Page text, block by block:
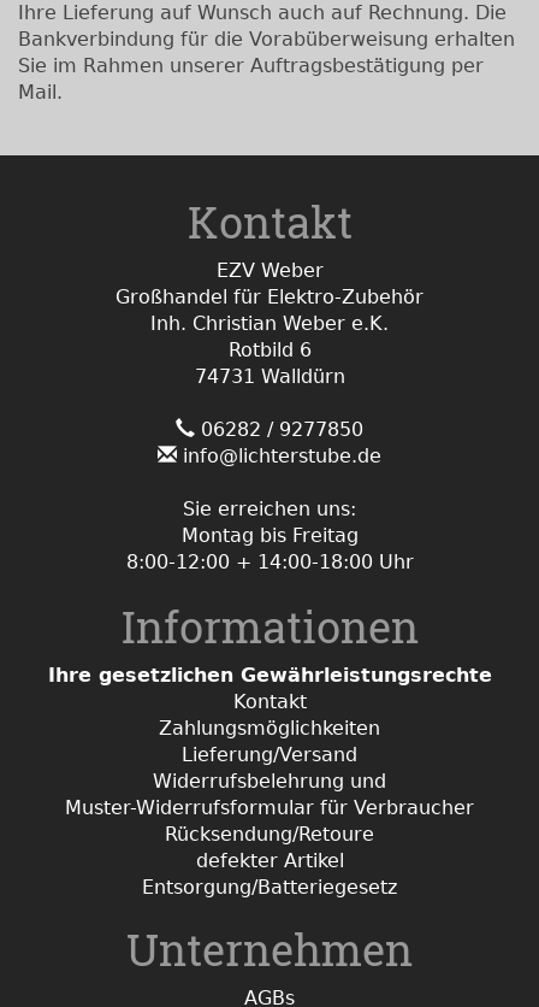
Ihre Lieferung auf Wunsch auch auf Rechnung. Die
Bankverbindung für die Vorabüberweisung erhalten
Sie im Rahmen unserer Auftragsbestätigung per
Mail.
Kontakt
EZV Weber
Großhandel für Elektro-Zubehör
Inh. Christian Weber e.K.
Rotbild 6
74731 Walldürn
06282 / 9277850
info@lichterstube.de
Sie erreichen uns:
Montag bis Freitag
8:00-12:00 + 14:00-18:00 Uhr
Informationen
Ihre gesetzlichen Gewährleistungsrechte
Kontakt
Zahlungsmöglichkeiten
Lieferung/Versand
Widerrufsbelehrung und
Muster-Widerrufsformular für Verbraucher
Rücksendung/Retoure
defekter Artikel
Entsorgung/Batteriegesetz
Unternehmen
AGBs